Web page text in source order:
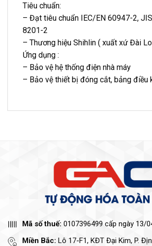
Tiêu chuẩn:
– Đạt tiêu chuẩn IEC/EN 60947-2,
8201-2
– Thương hiệu Shihlin ( xuất xứ Đài
Ứng dụng :
– Bảo vệ hệ thống điện nhà máy
– Bảo vệ thiết bị đóng cắt, bảng điều
Mã số thuế: 0107396499 cấp ngày 13/
Miền Bắc: Lô 17-F1, KĐT Đại Kim, P.